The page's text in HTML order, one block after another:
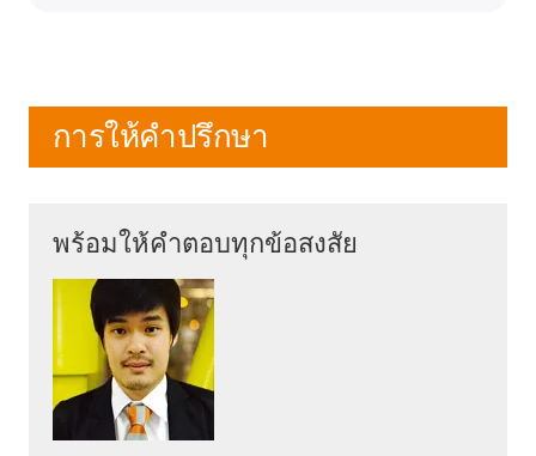
การให้คำปรึกษา
พร้อมให้คำตอบทุกข้อสงสัย